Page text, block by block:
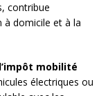
contribue
à domicile et à la
mobilité
électriques ou